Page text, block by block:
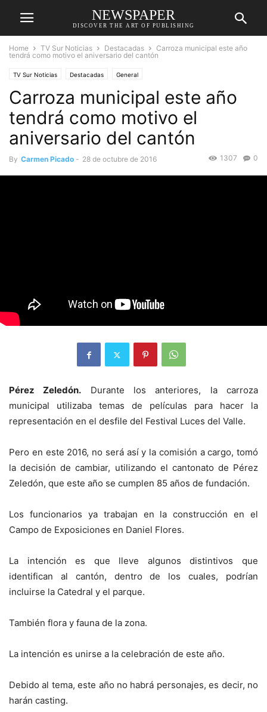
NEWSPAPER
DISCOVER THE ART OF PUBLISHING
Home TV Sur Noticias Destacadas
Carroza municipal este año
tendrá como motivo el aniversario del cantón
TV Sur Noticias Destacadas General
Carroza municipal este año
tendrá como motivo el
aniversario del cantón
By Carmen Picado - 28 de octubre de 2016 0
1307
Pérez Zeledón. Durante los anteriores, la carroza
municipal utilizaba temas de películas para hacer la
representación en el desfile del Festival Luces del Valle.
Pero en este 2016, no será así y la comisión a cargo, tomó
la decisión de cambiar, utilizando el cantonato de Pérez
Zeledón, que este año se cumplen 85 años de fundación.
Los funcionarios ya trabajan en la construcción en el
Campo de Exposiciones en Daniel Flores.
La intención es que lleve algunos distintivos que
identifican al cantón, dentro de los cuales, podrían
incluirse la Catedral y el parque.
También flora y fauna de la zona.
La intención es unirse a la celebración de este año.
Debido al tema, este año no habrá personajes, es decir, no
harán casting.